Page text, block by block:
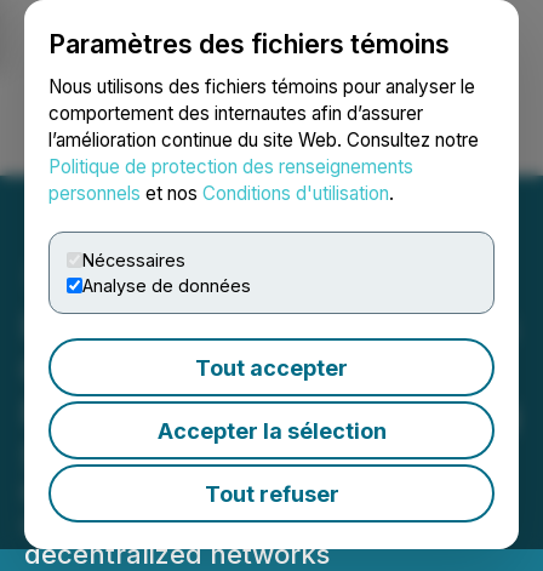
Paramètres des fichiers témoins
Nous utilisons des fichiers témoins pour analyser le
comportement des internautes afin d’assurer
l’amélioration continue du site Web. Consultez notre
Politique de protection des renseignements
personnels et nos Conditions d'utilisation.
Nécessaires
Analyse de données
Tout accepter
Accepter la sélection
Tout refuser
Ouvrir une session Recherche English
Imagen Network Integrates
Grok AI to Deliver More
Personalized and Engaging
Social Experiences
Next-gen personalization engines
redefine interaction quality in
decentralized networks